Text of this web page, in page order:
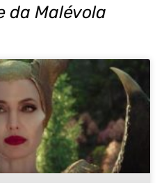
da Malévola